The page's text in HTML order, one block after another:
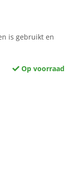
is gebruikt en
Op voorraad